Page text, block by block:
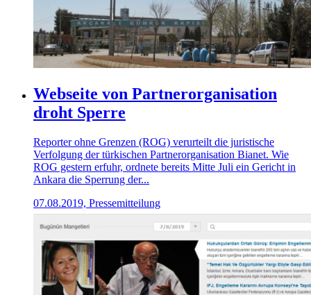
Webseite von Partnerorganisation
droht Sperre
Reporter ohne Grenzen (ROG) verurteilt die juristische
Verfolgung der türkischen Partnerorganisation Bianet. Wie
ROG gestern erfuhr, ordnete bereits Mitte Juli ein Gericht in
Ankara die Sperrung der...
07.08.2019, Pressemitteilung